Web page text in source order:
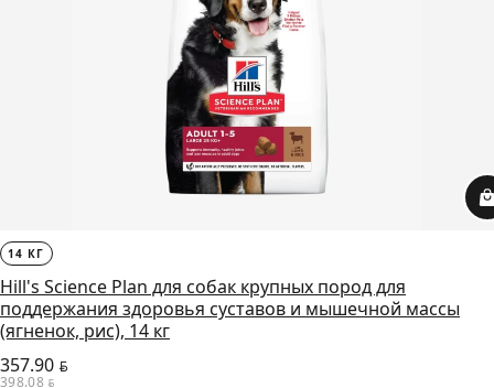
14 КГ
Hill's Science Plan для собак крупных пород для
поддержания здоровья суставов и мышечной массы
(ягненок, рис), 14 кг
357.90 BYN
398.08 BYN